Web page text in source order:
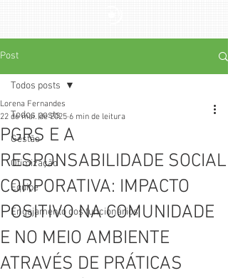
Post
Todos posts
Gestão
Otimização
Equipe
Engajamento dos funcionários
Todos posts
PGRS E A
RESPONSABILIDADE SOCIAL
CORPORATIVA: IMPACTO
POSITIVO NA COMUNIDADE
E NO MEIO AMBIENTE
ATRAVÉS DE PRÁTICAS
Lorena Fernandes
22 de mai. de 2025 6 min de leitura